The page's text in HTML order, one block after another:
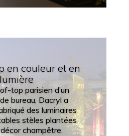
en couleur et en
lumière
top parisien d’un
bureau, Dacryl a
des luminaires
stèles plantées
champêtre.